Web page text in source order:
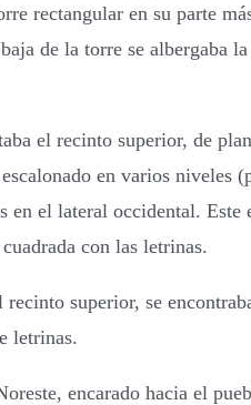
rectangular en su parte
de la torre se albergaba
el recinto superior, de
en varios niveles
en el lateral occidental.
con las letrinas.
superior, se
letrinas.
encarado hacia el